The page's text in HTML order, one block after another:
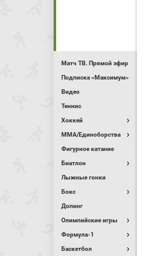
Матч ТВ. Прямой эфир
Подписка «Максимум»
Видео
Теннис
Хоккей
MMA/Единоборства
Фигурное катание
Биатлон
Лыжные гонки
Бокс
Допинг
Олимпийские игры
Формула-1
Баскетбол